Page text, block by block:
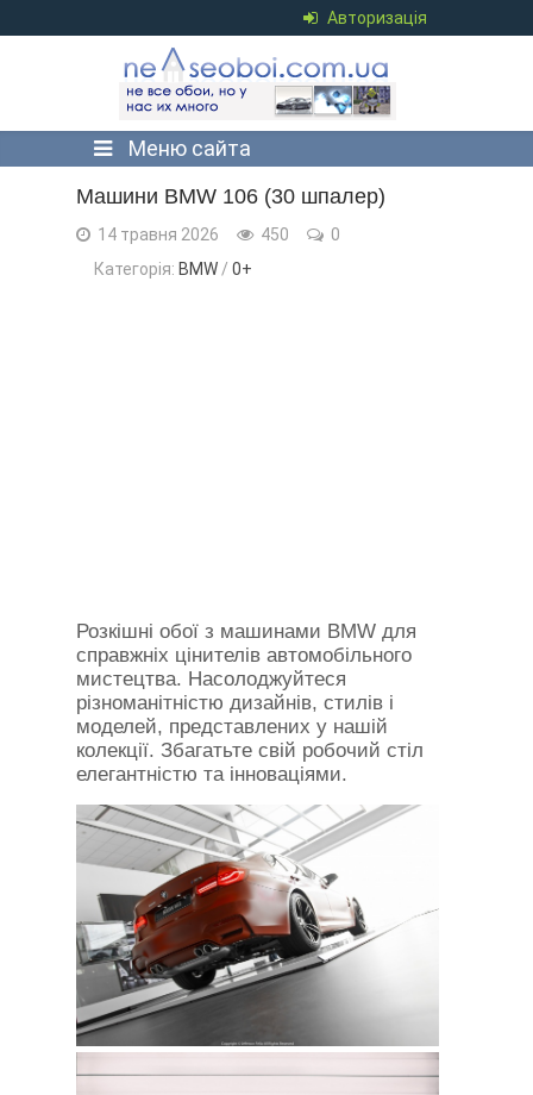
Авторизація
Меню сайта
Машини BMW 106 (30 шпалер)
14 травня 2026 450
0
Категорія: BMW / 0+
Розкішні обої з машинами BMW для
справжніх цінителів автомобільного
мистецтва. Насолоджуйтеся
різноманітністю дизайнів, стилів і
моделей, представлених у нашій
колекції. Збагатьте свій робочий стіл
елегантністю та інноваціями.